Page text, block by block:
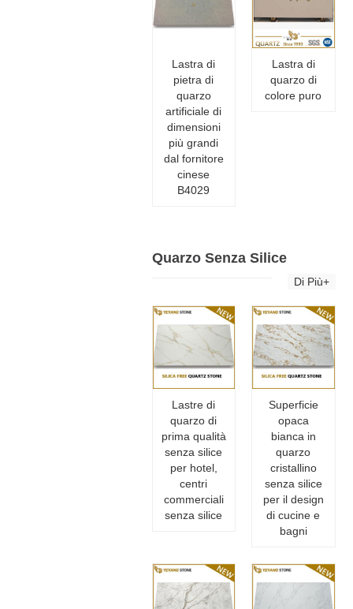
Lastra di
pietra di
quarzo
artificiale di
dimensioni
più grandi
dal fornitore
cinese
B4029
Lastra di
quarzo di
colore puro
Quarzo Senza Silice
Di Più+
Lastre di
quarzo di
prima qualità
senza silice
per hotel,
centri
commerciali
senza silice
Superficie
opaca
bianca in
quarzo
cristallino
senza silice
per il design
di cucine e
bagni